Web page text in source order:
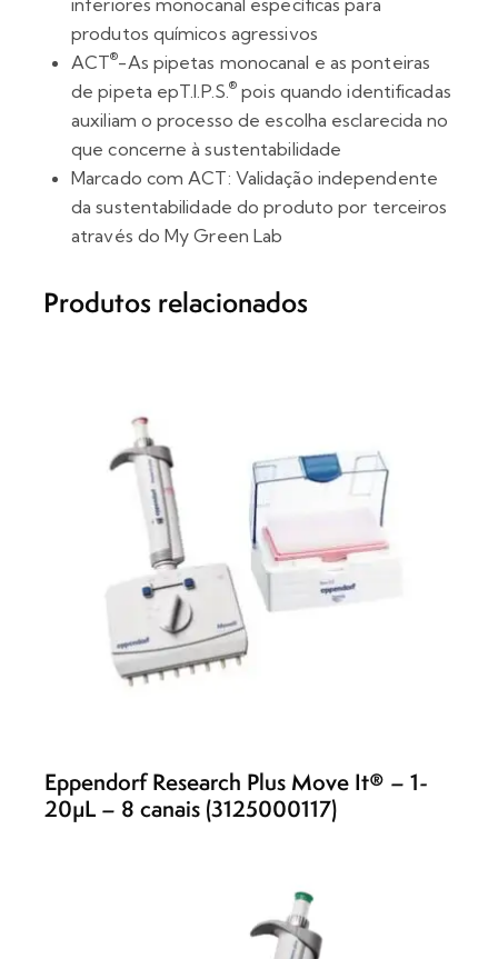
inferiores monocanal específicas para
produtos químicos agressivos
ACT®-As pipetas monocanal e as ponteiras
de pipeta epT.I.P.S.® pois quando identificadas
auxiliam o processo de escolha esclarecida no
que concerne à sustentabilidade
Marcado com ACT: Validação independente
da sustentabilidade do produto por terceiros
através do My Green Lab
Produtos relacionados
Eppendorf Research Plus Move It® – 1-
20µL – 8 canais (3125000117)